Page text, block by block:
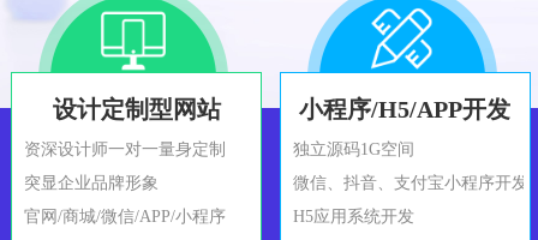
设计定制型网站
资深设计师一对一量身定制
突显企业品牌形象
官网/商城/微信/APP/小程序
小程序/H5/APP开发
独立源码1G空间
微信、抖音、支付宝小程序开发
H5应用系统开发